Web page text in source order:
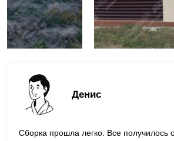
Денис
Сборка прошла легко. Все получилось